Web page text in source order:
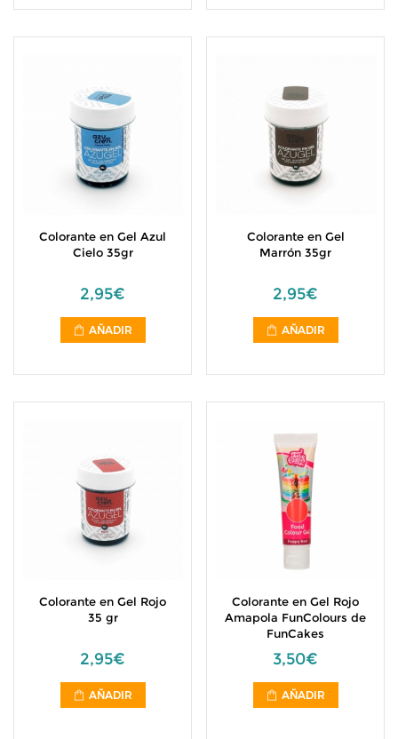
Colorante en Gel Azul
Cielo 35gr
2,95€
AÑADIR
Colorante en Gel
Marrón 35gr
2,95€
AÑADIR
Colorante en Gel Rojo
35 gr
2,95€
AÑADIR
Colorante en Gel Rojo
Amapola FunColours de
FunCakes
3,50€
AÑADIR